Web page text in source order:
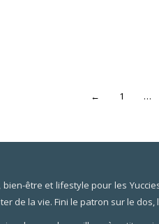
← 1 …
être et lifestyle pour les
de la vie. Fini le patron sur le